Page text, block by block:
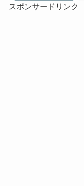
スポンサードリンク